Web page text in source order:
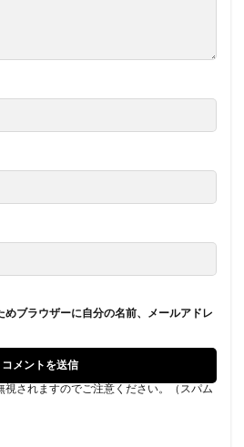
ブラウザーに自分の名前、メールアドレ
視されますのでご注意ください。（スパム